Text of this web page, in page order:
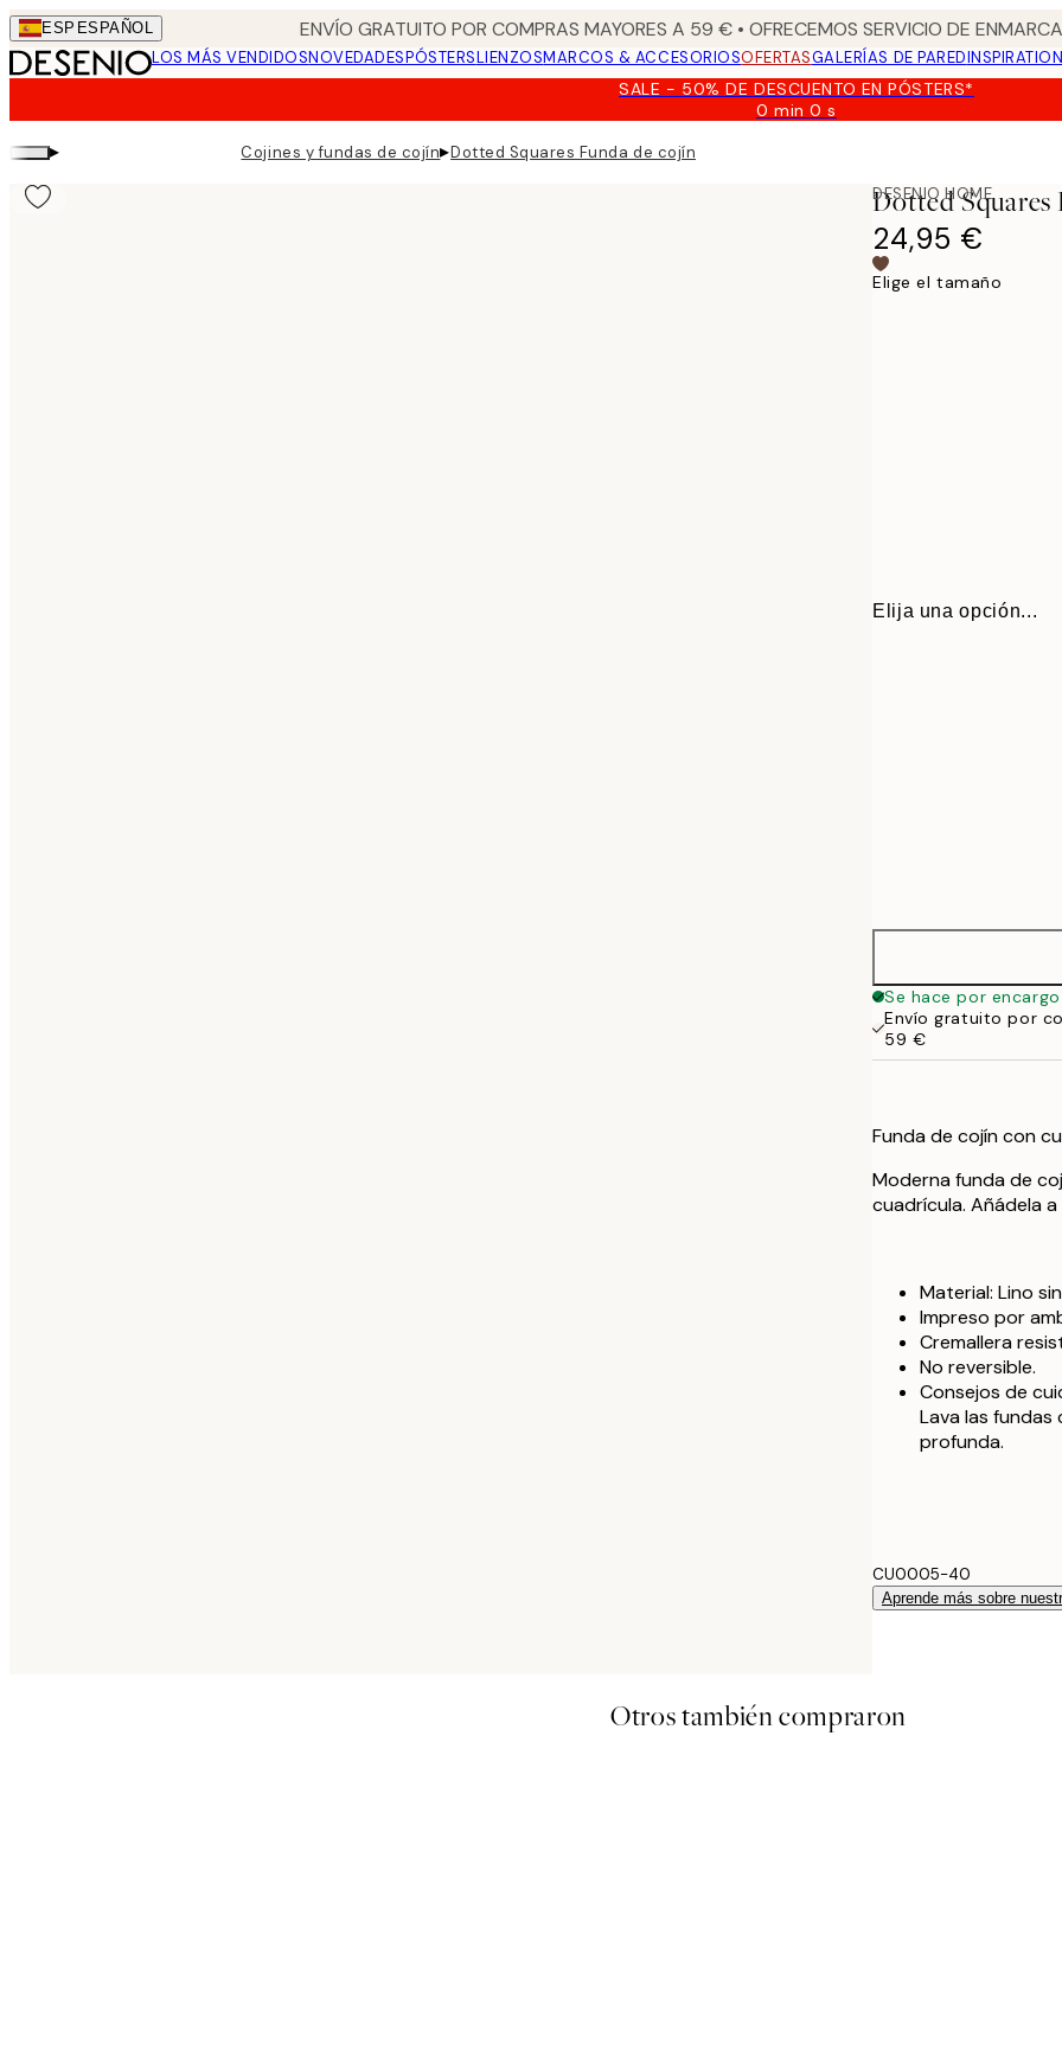
Skip
to
main
ESP ESPAÑOL ENVÍO GRATUITO POR COMPRAS MAYORES A 59 € • OFRECEMOS SERVICIO DE
LOS MÁS VENDIDOSNOVEDADESPÓSTERSLIENZOSMARCOS & ACCESORIOSOFERTASGALERÍAS DE PARED
SALE - 50% DE DESCUENTO EN PÓSTERS*
0 min0 s
Válido
▸ Cojines y fundas de cojín▸Dotted Squares Funda de cojín
DESENIO HOME
Dotted
24,95 €
Elige el tamaño
Elija una opción...
50 x 50 cm
40 x 40 cm
50 x 50 cm
Se hace por encargo
Envío gratuito por
59 €
Funda de cojín con
Moderna funda de
cuadrícula. Añádela
Material: Lino
Impreso por
Cremallera
No reversible.
Consejos de
Lava las fundas
profunda.
CU0005-40
Aprende más sobre
Otros también compraron